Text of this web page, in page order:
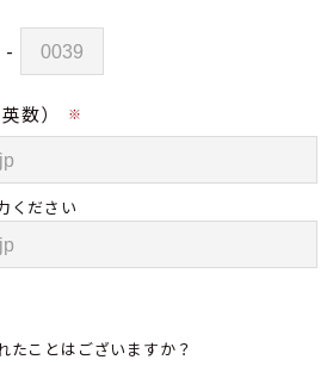
-
数） ※
ください
たことはございますか？